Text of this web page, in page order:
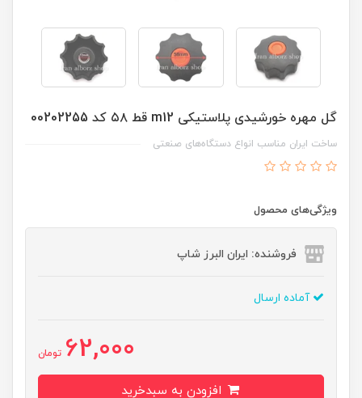
گل مهره خورشیدی پلاستیکی m12 قط ۵۸ کد 00202255
ساخت ایران مناسب انواع دستگاه‌های صنعتی
ویژگی‌های محصول
فروشنده: ایران البرز شاپ
آماده ارسال
62,000 تومان